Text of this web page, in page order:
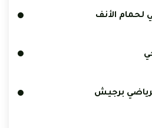
لحمام الأنف
برجيش